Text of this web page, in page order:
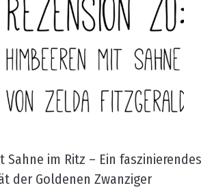
Sahne im Ritz – Ein faszinierendes
der Goldenen Zwanziger